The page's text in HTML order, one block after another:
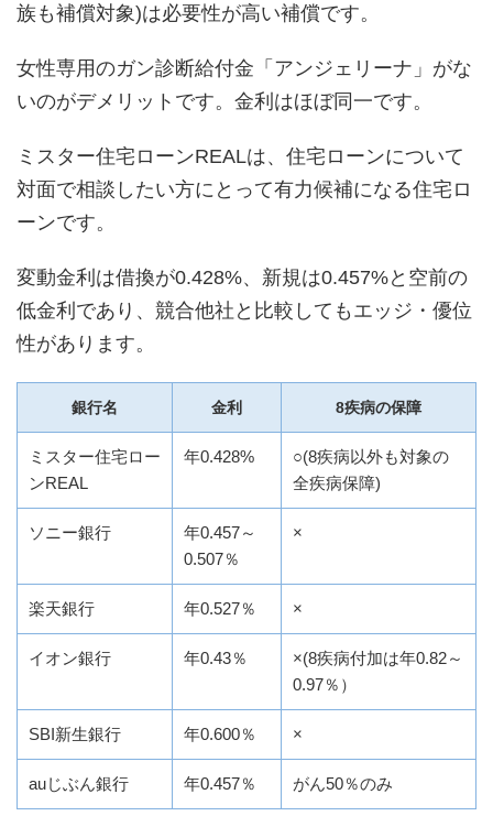
族も補償対象)は必要性が高い補償です。
女性専用のガン診断給付金「アンジェリーナ」がな
いのがデメリットです。金利はほぼ同一です。
ミスター住宅ローンREALは、住宅ローンについて
対面で相談したい方にとって有力候補になる住宅ロ
ーンです。
変動金利は借換が0.428%、新規は0.457%と空前の
低金利であり、競合他社と比較してもエッジ・優位
性があります。
銀行名 金利 8疾病の保障
ミスター住宅ロー
ンREAL
年0.428%
○(8疾病以外も対象の
全疾病保障)
ソニー銀行
年0.457～
0.507％
×
楽天銀行 年0.527％ ×
イオン銀行 年0.43％
×(8疾病付加は年0.82～
0.97％）
SBI新生銀行 年0.600％ ×
auじぶん銀行 年0.457％ がん50％のみ